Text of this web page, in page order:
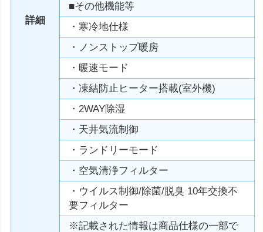
詳細
■その他機能等
・寒冷地仕様
・ノンストップ暖房
・暖速モード
・凍結防止ヒーター搭載(室外機)
・2WAY除湿
・天井気流制御
・ランドリーモード
・空気清浄フィルター
・ウイルス制御/除菌/脱臭 10年交換不
要フィルター
※記載された情報は商品仕様の一部で